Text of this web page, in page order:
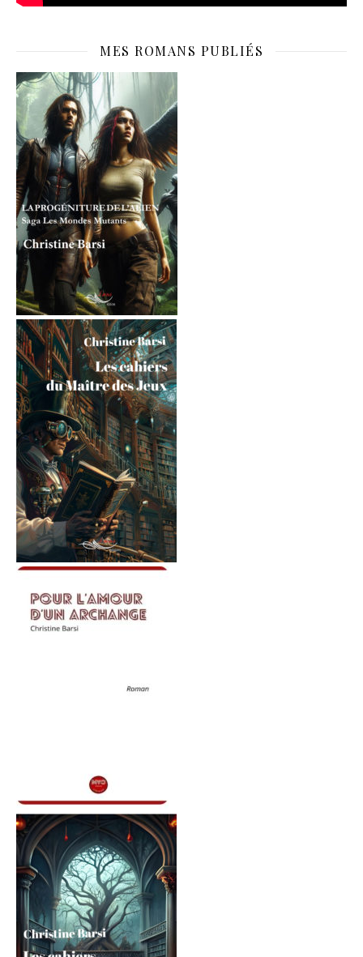
MES ROMANS PUBLIÉS